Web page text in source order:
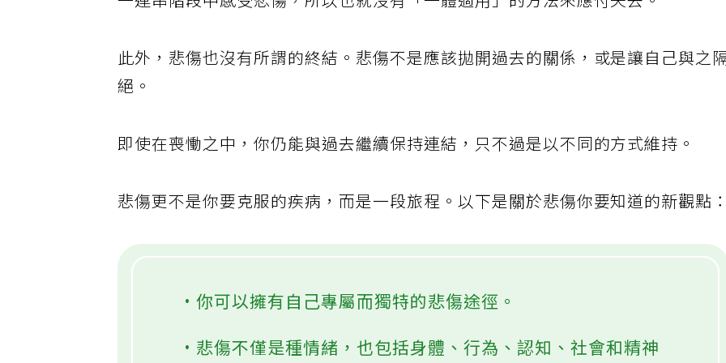
一連串階段中感受悲傷，所以也就沒有「一體適用」的方法來應付失去。
此外，悲傷也沒有所謂的終結。悲傷不是應該拋開過去的關係，或是讓自己與之
絕。
即使在喪慟之中，你仍能與過去繼續保持連結，只不過是以不同的方式維持。
悲傷更不是你要克服的疾病，而是一段旅程。以下是關於悲傷你要知道的新觀點
•你可以擁有自己專屬而獨特的悲傷途徑。